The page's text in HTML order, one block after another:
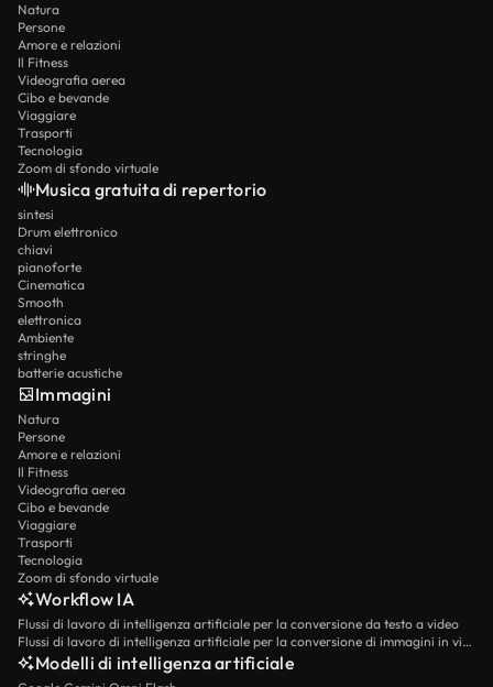
Natura
Persone
Amore e relazioni
Il Fitness
Videografia aerea
Cibo e bevande
Viaggiare
Trasporti
Tecnologia
Zoom di sfondo virtuale
Musica gratuita di repertorio
sintesi
Drum elettronico
chiavi
pianoforte
Cinematica
Smooth
elettronica
Ambiente
stringhe
batterie acustiche
Immagini
Natura
Persone
Amore e relazioni
Il Fitness
Videografia aerea
Cibo e bevande
Viaggiare
Trasporti
Tecnologia
Zoom di sfondo virtuale
Workflow IA
Flussi di lavoro di intelligenza artificiale per la conversione da testo a video
Flussi di lavoro di intelligenza artificiale per la conversione di immagini in video
Modelli di intelligenza artificiale